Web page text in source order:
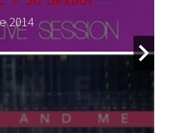
24 février 2018